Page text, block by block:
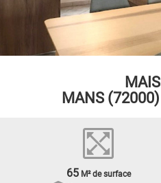
MANS
65M² de surface